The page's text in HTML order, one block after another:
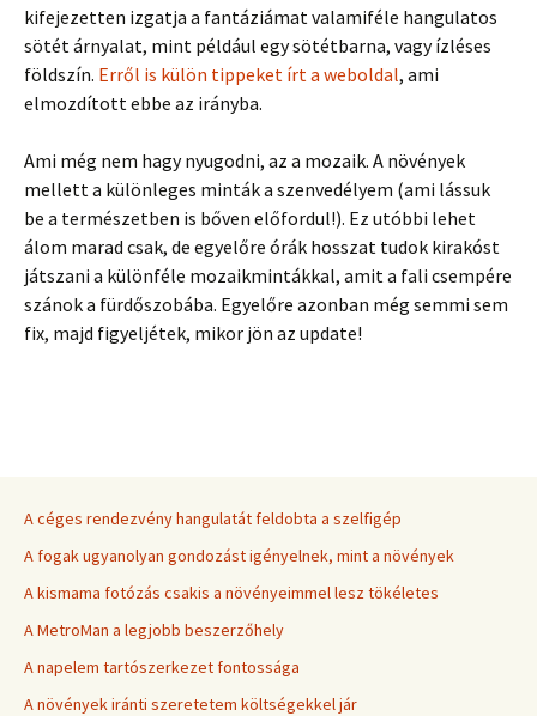
kifejezetten izgatja a fantáziámat valamiféle hangulatos
sötét árnyalat, mint például egy sötétbarna, vagy ízléses
földszín. Erről is külön tippeket írt a weboldal, ami
elmozdított ebbe az irányba.
Ami még nem hagy nyugodni, az a mozaik. A növények
mellett a különleges minták a szenvedélyem (ami lássuk
be a természetben is bőven előfordul!). Ez utóbbi lehet
álom marad csak, de egyelőre órák hosszat tudok kirakóst
játszani a különféle mozaikmintákkal, amit a fali csempére
szánok a fürdőszobába. Egyelőre azonban még semmi sem
fix, majd figyeljétek, mikor jön az update!
A céges rendezvény hangulatát feldobta a szelfigép
A fogak ugyanolyan gondozást igényelnek, mint a növények
A kismama fotózás csakis a növényeimmel lesz tökéletes
A MetroMan a legjobb beszerzőhely
A napelem tartószerkezet fontossága
A növények iránti szeretetem költségekkel jár